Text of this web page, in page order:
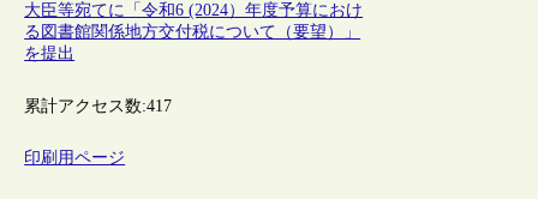
大臣等宛てに「令和6 (2024）年度予算におけ
る図書館関係地方交付税について（要望）」
を提出
累計アクセス数:417
印刷用ページ